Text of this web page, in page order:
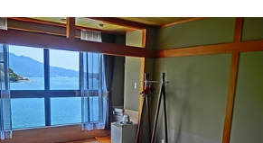
untuk dua orang [8 tatami])